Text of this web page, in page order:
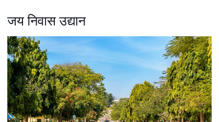
जय निवास उद्यान